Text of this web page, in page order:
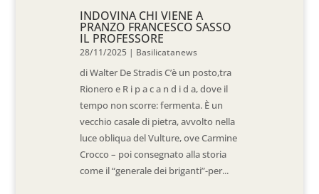
INDOVINA CHI VIENE A
PRANZO FRANCESCO SASSO
IL PROFESSORE
28/11/2025 | Basilicatanews
di Walter De Stradis C’è un posto,tra
Rionero e R i p a c a n d i d a, dove il
tempo non scorre: fermenta. È un
vecchio casale di pietra, avvolto nella
luce obliqua del Vulture, ove Carmine
Crocco – poi consegnato alla storia
come il “generale dei briganti”-per...